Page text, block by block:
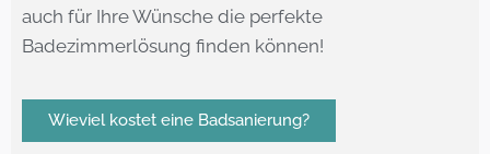
auch für Ihre Wünsche die perfekte
Badezimmerlösung finden können!
Wieviel kostet eine Badsanierung?